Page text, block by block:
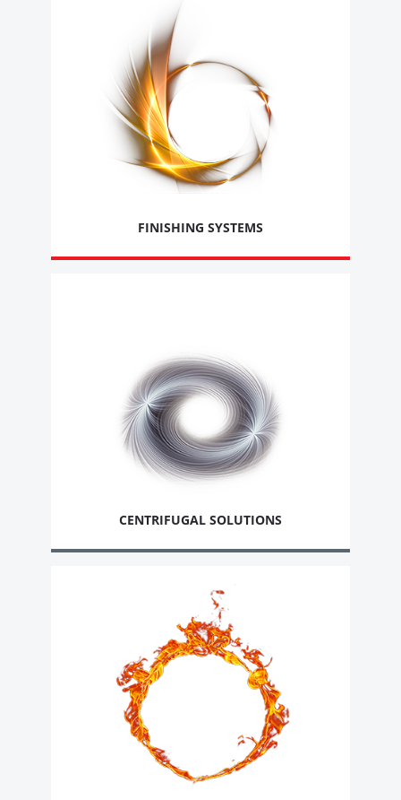
FINISHING SYSTEMS
CENTRIFUGAL SOLUTIONS